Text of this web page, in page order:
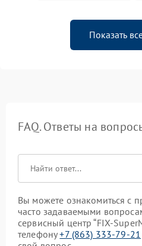
Показать
FAQ. Ответы на
Вы можете ознакомиться с
часто задаваемыми
сервисный центр “FIX-
телефону+7 (863) 333-79-21